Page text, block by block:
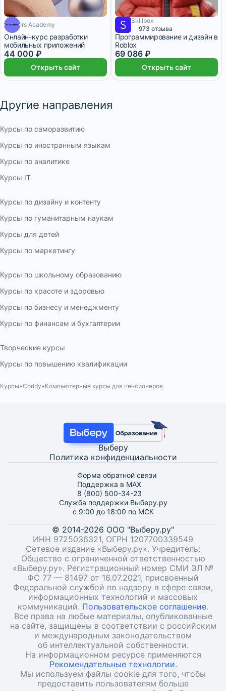
4 месяцаIrs Academy
Онлайн-курс разработки
мобильных приложений
44 000 ₽
Открыть сайт
4 318 ₽/мес 1 месяц
Skillbox
973 отзыва
Программирование и дизайн в
Roblox
69 086 ₽
Открыть сайт
Другие направления
Курсы по саморазвитию
Курсы по иностранным языкам
Курсы по аналитике
Курсы IT
Курсы по дизайну и контенту
Курсы по гуманитарным наукам
Курсы для детей
Курсы по маркетингу
Курсы по школьному образованию
Курсы по красоте и здоровью
Курсы по бизнесу и менеджменту
Курсы по финансам и бухгалтерии
Творческие курсы
Курсы по повышению квалификации
Курсы Coddy Компьютерные курсы для пенсионеров
Выберу
Политика конфиденциальности
Форма обратной связи
Поддержка в MAX
8 (800) 500-34-23
Служба поддержки Выберу.ру
с 9:00 до 18:00 по МСК
© 2014-2026 ООО "Выберу.ру"
ИНН 9725036321, ОГРН 1207700339549
Сетевое издание «Выберу.ру». Учредитель:
Общество с ограниченной ответственностью
«Выберу.ру». Регистрационный номер СМИ ЭЛ №
ФС 77 — 81497 от 16.07.2021, присвоенный
Федеральной службой по надзору в сфере связи,
информационных технологий и массовых
коммуникаций. Пользовательское соглашение.
Все права на любые материалы, опубликованные
на сайте, защищены в соответствии с российским
и международным законодательством
об интеллектуальной собственности.
На информационном ресурсе применяются
Рекомендательные технологии.
Мы используем файлы cookie для того, чтобы
предоставить пользователям больше